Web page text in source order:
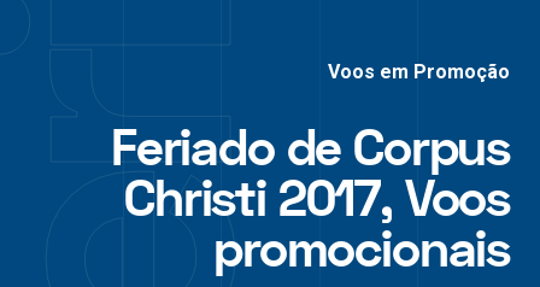
Voos em Promoção
Feriado de Corpus
Christi 2017, Voos
promocionais